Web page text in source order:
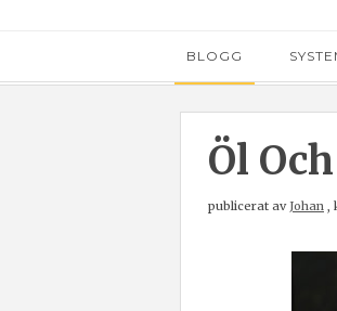
BLOGG
Öl
publicerat avJohan ,